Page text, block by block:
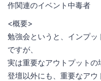
作関連のイベント中毒者
<概要>
勉強会というと、インプ
ですが、
実は重要なアウトプットの
登壇以外にも、重要なアウ